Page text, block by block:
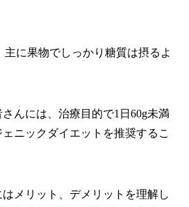
に果物でしっかり糖質は摂るよ
んには、治療目的で1日60g未満
ニックダイエットを推奨するこ
メリット、デメリットを理解し